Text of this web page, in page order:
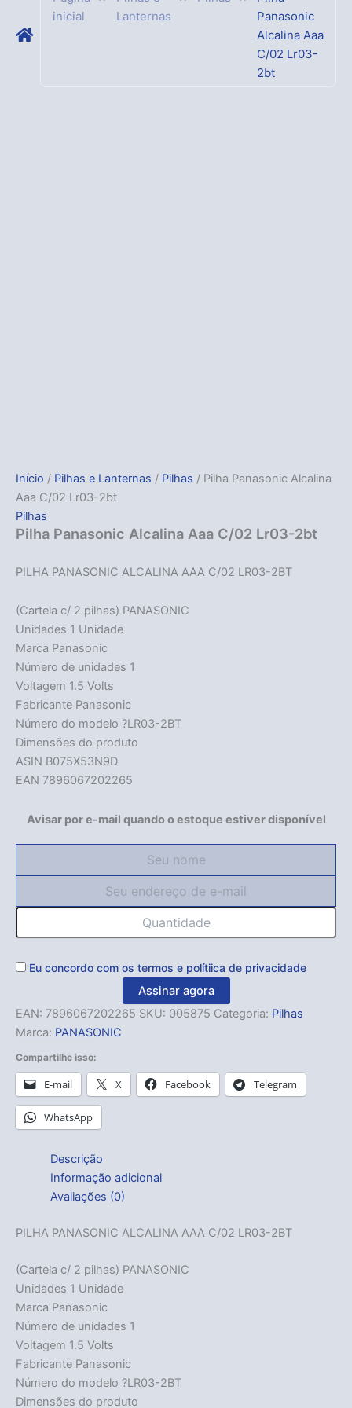
inicial
Lanternas
Panasonic
Alcalina Aaa
C/02 Lr03-
2bt
Início / Pilhas e Lanternas / Pilhas / Pilha Panasonic Alcalina
Aaa C/02 Lr03-2bt
Pilhas
Pilha Panasonic Alcalina Aaa C/02 Lr03-2bt
PILHA PANASONIC ALCALINA AAA C/02 LR03-2BT
(Cartela c/ 2 pilhas) PANASONIC
Unidades 1 Unidade
Marca Panasonic
Número de unidades 1
Voltagem 1.5 Volts
Fabricante Panasonic
Número do modelo ?LR03-2BT
Dimensões do produto
ASIN B075X53N9D
EAN 7896067202265
Avisar por e-mail quando o estoque estiver disponível
Eu concordo com os termos e polítiica de privacidade
Assinar agora
EAN: 7896067202265 SKU: 005875 Categoria: Pilhas
Marca: PANASONIC
Compartilhe isso:
E-mail X Facebook Telegram
WhatsApp
Descrição
Informação adicional
Avaliações (0)
PILHA PANASONIC ALCALINA AAA C/02 LR03-2BT
(Cartela c/ 2 pilhas) PANASONIC
Unidades 1 Unidade
Marca Panasonic
Número de unidades 1
Voltagem 1.5 Volts
Fabricante Panasonic
Número do modelo ?LR03-2BT
Dimensões do produto